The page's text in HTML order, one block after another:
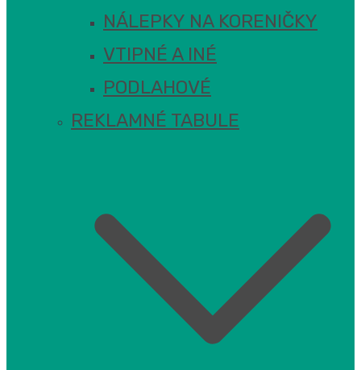
NÁLEPKY NA KORENIČKY
VTIPNÉ A INÉ
PODLAHOVÉ
REKLAMNÉ TABULE